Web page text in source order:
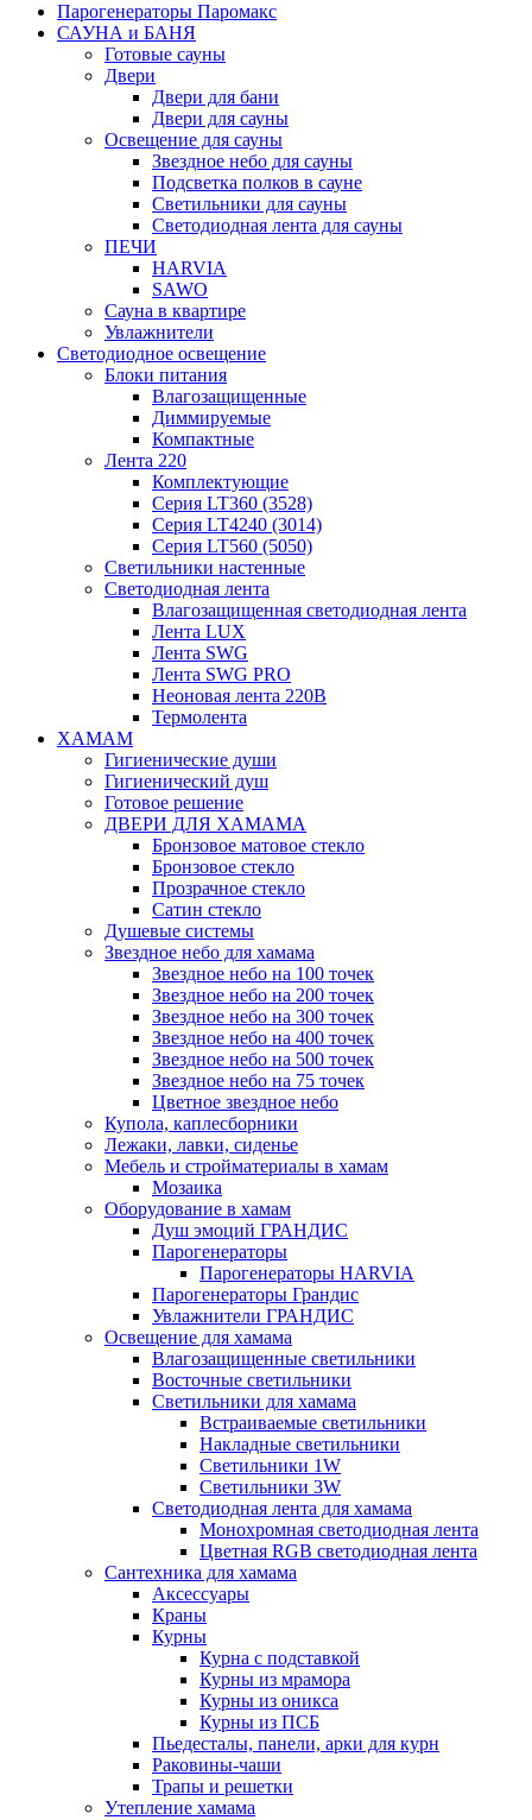
Парогенераторы Паромакс
САУНА и БАНЯ
Готовые сауны
Двери
Двери для бани
Двери для сауны
Освещение для сауны
Звездное небо для сауны
Подсветка полков в сауне
Светильники для сауны
Светодиодная лента для сауны
ПЕЧИ
HARVIA
SAWO
Сауна в квартире
Увлажнители
Светодиодное освещение
Блоки питания
Влагозащищенные
Диммируемые
Компактные
Лента 220
Комплектующие
Серия LT360 (3528)
Серия LT4240 (3014)
Серия LT560 (5050)
Светильники настенные
Светодиодная лента
Влагозащищенная светодиодная лента
Лента LUX
Лента SWG
Лента SWG PRO
Неоновая лента 220В
Термолента
ХАМАМ
Гигиенические души
Гигиенический душ
Готовое решение
ДВЕРИ ДЛЯ ХАМАМА
Бронзовое матовое стекло
Бронзовое стекло
Прозрачное стекло
Сатин стекло
Душевые системы
Звездное небо для хамама
Звездное небо на 100 точек
Звездное небо на 200 точек
Звездное небо на 300 точек
Звездное небо на 400 точек
Звездное небо на 500 точек
Звездное небо на 75 точек
Цветное звездное небо
Купола, каплесборники
Лежаки, лавки, сиденье
Мебель и стройматериалы в хамам
Мозаика
Оборудование в хамам
Душ эмоций ГРАНДИС
Парогенераторы
Парогенераторы HARVIA
Парогенераторы Грандис
Увлажнители ГРАНДИС
Освещение для хамама
Влагозащищенные светильники
Восточные светильники
Светильники для хамама
Встраиваемые светильники
Накладные светильники
Светильники 1W
Светильники 3W
Светодиодная лента для хамама
Монохромная светодиодная лента
Цветная RGB светодиодная лента
Сантехника для хамама
Аксессуары
Краны
Курны
Курна с подставкой
Курны из мрамора
Курны из оникса
Курны из ПСБ
Пьедесталы, панели, арки для курн
Раковины-чаши
Трапы и решетки
Утепление хамама